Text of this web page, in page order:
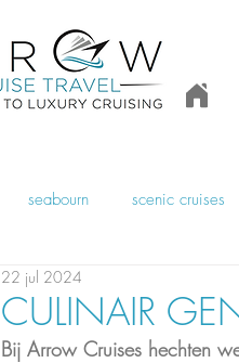
seabourn scenic cruises
CULINAIR
22 jul 2024
Bij Arrow Cruises hechten